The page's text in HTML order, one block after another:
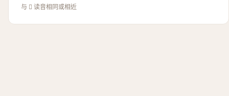
与 𣏬 读音相同或相近